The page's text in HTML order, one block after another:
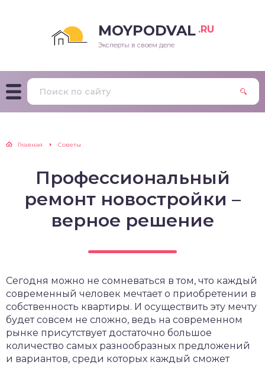
MOYPODVAL .RU
Эксперты в своем деле
Главная Советы
Профессиональный
ремонт новостройки –
верное решение
Сегодня можно не сомневаться в том, что каждый
современный человек мечтает о приобретении в
собственность квартиры. И осуществить эту мечту
будет совсем не сложно, ведь на современном
рынке присутствует достаточно большое
количество самых разнообразных предложений
и вариантов, среди которых каждый сможет